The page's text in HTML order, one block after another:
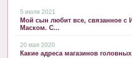
5 июля 2021
Мой сын любит все, связанное с
Маском. С...
20 мая 2020
Какие адреса магазинов